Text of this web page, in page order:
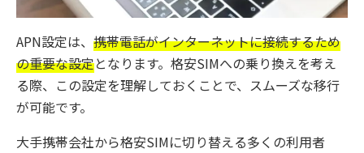
APN設定は、 携帯電話がインターネットに接続するため
の重要な設定となります。格安SIMへの乗り換えを考え
る際、この設定を理解しておくことで、スムーズな移行
が可能です。
大手携帯会社から格安SIMに切り替える多くの利用者